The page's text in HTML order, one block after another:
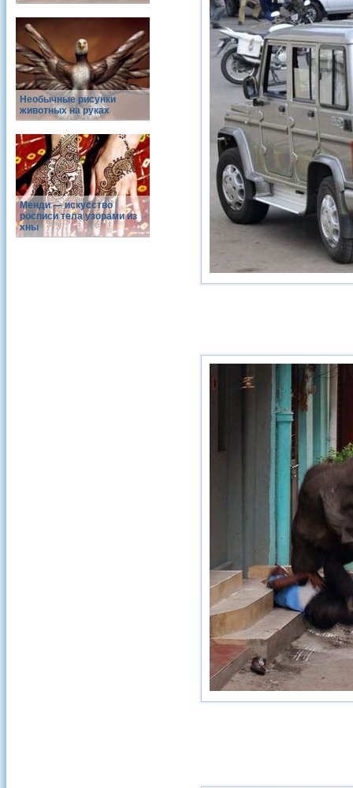
Необычные рисунки
животных на руках
Менди — искусство
росписи тела узорами из
хны